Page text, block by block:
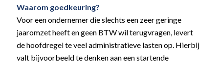
Waarom goedkeuring?
Voor een ondernemer die slechts een zeer geringe
jaaromzet heeft en geen BTW wil terugvragen, levert
de hoofdregel te veel administratieve lasten op. Hierbij
valt bijvoorbeeld te denken aan een startende